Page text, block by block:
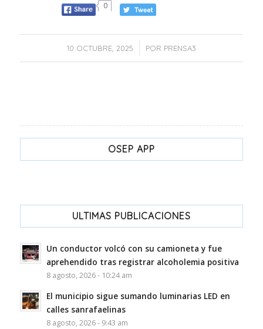
0
10 OCTUBRE, 2025
/ POR PRENSA3
OSEP APP
ULTIMAS PUBLICACIONES
Un conductor volcó con su camioneta y fue
aprehendido tras registrar alcoholemia positiva
8 agosto, 2026 - 10:24 am
El municipio sigue sumando luminarias LED en
calles sanrafaelinas
8 agosto, 2026 - 9:43 am